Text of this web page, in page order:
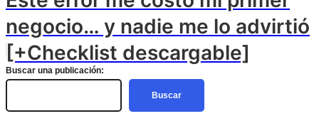
negocio… y nadie me lo advirtió
[+Checklist descargable]
Buscar una publicación:
Buscar